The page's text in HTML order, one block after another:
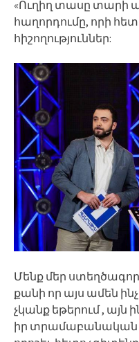
«Ուղիղ տասը տարի
հաղորդումը, որի
հիշողություններ:
Մենք մեր
քանի որ այս ամեն
չկանք եթերում , այն
իր տրամաբանական